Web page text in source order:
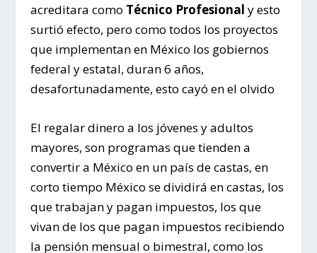
acreditara como Técnico Profesional y esto
surtió efecto, pero como todos los proyectos
que implementan en México los gobiernos
federal y estatal, duran 6 años,
desafortunadamente, esto cayó en el olvido
El regalar dinero a los jóvenes y adultos
mayores, son programas que tienden a
convertir a México en un país de castas, en
corto tiempo México se dividirá en castas, los
que trabajan y pagan impuestos, los que
vivan de los que pagan impuestos recibiendo
la pensión mensual o bimestral, como los